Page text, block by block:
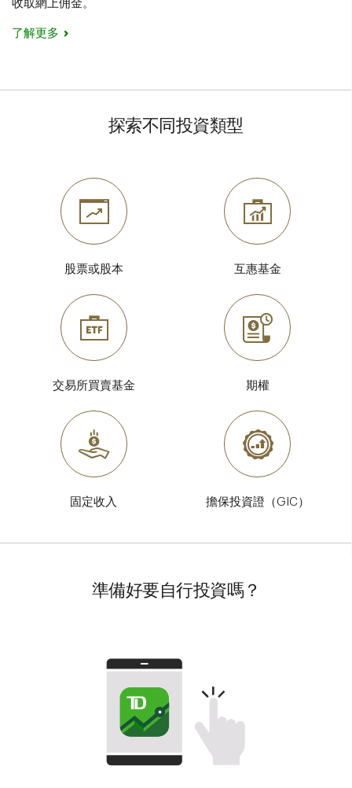
收取網上佣金。
了解更多
探索不同投資類型
股票或股本 互惠基金
交易所買賣基金 期權
固定收入 擔保投資證（GIC）
準備好要自行投資嗎？